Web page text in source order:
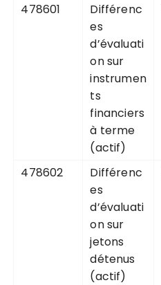
478601
Différenc
es
d’évaluati
on sur
instrumen
ts
financiers
à terme
(actif)
478602
Différenc
es
d’évaluati
on sur
jetons
détenus
(actif)